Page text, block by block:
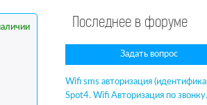
Последнее в форуме
Задать вопрос
Wifi sms авторизация
Spot4. Wifi Авторизация по звонку.